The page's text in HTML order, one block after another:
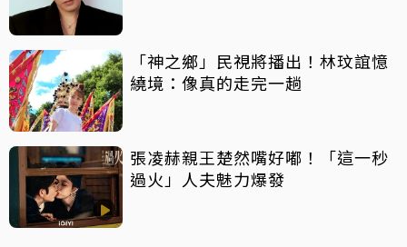
「神之鄉」民視將播出！林玟誼憶
繞境：像真的走完一趟
張凌赫親王楚然嘴好嘟！「這一秒
過火」人夫魅力爆發